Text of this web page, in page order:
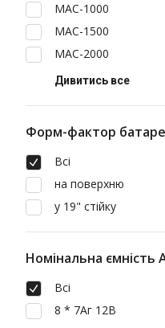
MAC-1000
MAC-1500
MAC-2000
Дивитись все
Форм-фактор
Всі
на поверхню
у 19" стійку
Номінальна ємність
Всі
8 * 7Аг 12В